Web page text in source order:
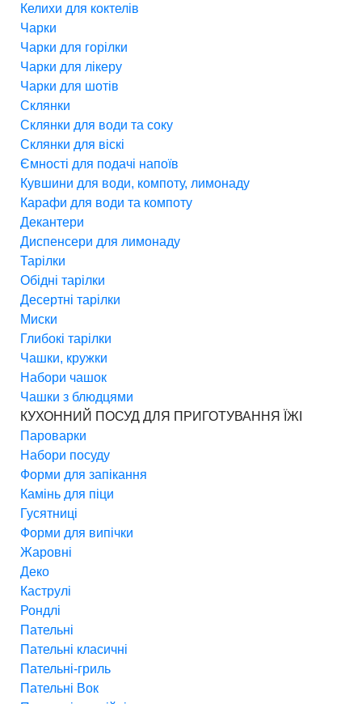
Келихи для коктелів
Чарки
Чарки для горілки
Чарки для лікеру
Чарки для шотів
Склянки
Склянки для води та соку
Склянки для віскі
Ємності для подачі напоїв
Кувшини для води, компоту, лимонаду
Карафи для води та компоту
Декантери
Диспенсери для лимонаду
Тарілки
Обідні тарілки
Десертні тарілки
Миски
Глибокі тарілки
Чашки, кружки
Набори чашок
Чашки з блюдцями
КУХОННИЙ ПОСУД ДЛЯ ПРИГОТУВАННЯ ЇЖІ
Пароварки
Набори посуду
Форми для запікання
Камінь для піци
Гусятниці
Форми для випічки
Жаровні
Деко
Каструлі
Рондлі
Пательні
Пательні класичні
Пательні-гриль
Пательні Вок